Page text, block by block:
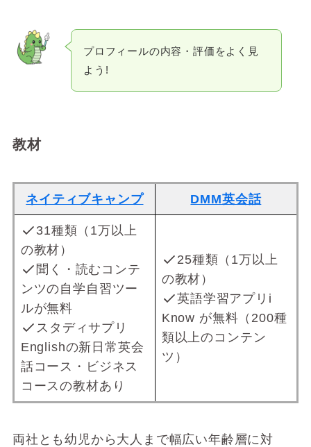
プロフィールの内容・評価をよく見
よう!
教材
ネイティブキャンプ DMM英会話
31種類（1万以上
の教材）
聞く・読むコンテ
ンツの自学自習ツー
ルが無料
スタディサプリ
Englishの新日常英会
話コース・ビジネス
コースの教材あり
25種類（1万以上
の教材）
英語学習アプリi
Know が無料（200種
類以上のコンテン
ツ）
両社とも幼児から大人まで幅広い年齢層に対